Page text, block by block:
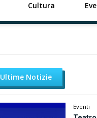
Cultura
Ultime Notizie
Eventi